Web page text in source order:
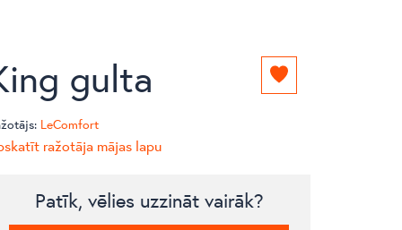
gulta Pievienot
LeComfort
ražotāja mājas lapu
Patīk, vēlies uzzināt vairāk?